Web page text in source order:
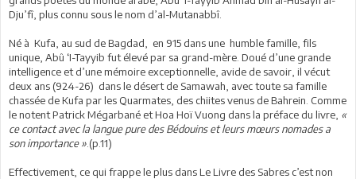
Dju’fî, plus connu sous le nom d’al-Mutanabbî.
Né à Kufa, au sud de Bagdad, en 915 dans une humble famille, fils
unique, Abû ‘I-Tayyib fut élevé par sa grand-mère. Doué d’une grande
intelligence et d’une mémoire exceptionnelle, avide de savoir, il vécut
deux ans (924-26) dans le désert de Samawah, avec toute sa famille
chassée de Kufa par les Quarmates, des chiites venus de Bahrein. Comme
le notent Patrick Mégarbané et Hoa Hoï Vuong dans la préface du livre, «
ce contact avec la langue pure des Bédouins et leurs mœurs nomades a
son importance » .(p.11)
Effectivement, ce qui frappe le plus dans Le Livre des Sabres c’est non